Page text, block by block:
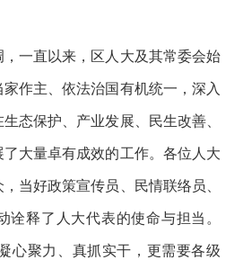
一直以来，区人大及其常委会始
作主、依法治国有机统一，深入
态保护、产业发展、民生改善、
大量卓有成效的工作。各位人大
当好政策宣传员、民情联络员、
诠释了人大代表的使命与担当。
心聚力、真抓实干，更需要各级